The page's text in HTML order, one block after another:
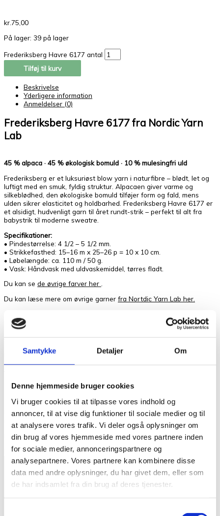
Samtykke Detaljer Om
Denne hjemmeside bruger cookies
Vi bruger cookies til at tilpasse vores indhold og
annoncer, til at vise dig funktioner til sociale medier og til
at analysere vores trafik. Vi deler også oplysninger om
din brug af vores hjemmeside med vores partnere inden
for sociale medier, annonceringspartnere og
analysepartnere. Vores partnere kan kombinere disse
data med andre oplysninger, du har givet dem, eller som
de har indsamlet fra din brug af deres tjenester.
kr.75,00
På lager: 39 på lager
Frederiksberg Havre 6177 antal
Tilføj til kurv
Beskrivelse
Yderligere information
Anmeldelser (0)
Frederiksberg Havre 6177 fra Nordic Yarn
Lab
45 % alpaca · 45 % økologisk bomuld · 10 % mulesingfri uld
Frederiksberg er et luksuriøst blow yarn i naturfibre – blødt, let og
luftigt med en smuk, fyldig struktur. Alpacaen giver varme og
silkeblødhed, den økologiske bomuld tilføjer form og fald, mens
ulden sikrer elasticitet og holdbarhed. Frederiksberg Havre 6177 er
et alsidigt, hudvenligt garn til året rundt-strik – perfekt til alt fra
babystrik til moderne sweatre.
Specifikationer:
• Pindestørrelse: 4 1/2 – 5 1/2 mm.
• Strikkefasthed: 15–16 m x 25–26 p = 10 x 10 cm.
• Løbelængde: ca. 110 m / 50 g.
• Vask: Håndvask med uldvaskemiddel, tørres fladt.
Du kan se de øvrige farver her
Du kan læse mere om øvrige garner fra Nortdic Yarn Lab her.
Anmeldelser
Der er endnu ikke nogle anmeldelser.
“Frederiksberg Havre 6177”
Din e-mailadresse vil ikke blive publiceret. Krævede felter er
Din bedømmelse
Din anmeldelse*